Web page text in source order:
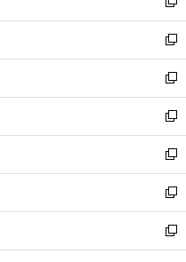
開
く
ウ
で
開
く
ィ
ン
ド
ウ
で
開
く
い
ウ
ィ
ン
ド
ウ
で
開
く
新
し
い
ウ
ィ
ン
ド
ウ
で
開
く
新
し
い
ウ
ィ
ン
ド
ウ
で
開
く
新
し
い
ウ
ィ
ン
ド
ウ
で
開
新
し
い
ウ
ィ
ン
ド
ウ
新
し
い
ウ
ィ
ン
新
し
い
ウ
新
し